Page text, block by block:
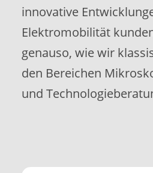
innovative
Elektromobilität
genauso, wie wir
den Bereichen
und